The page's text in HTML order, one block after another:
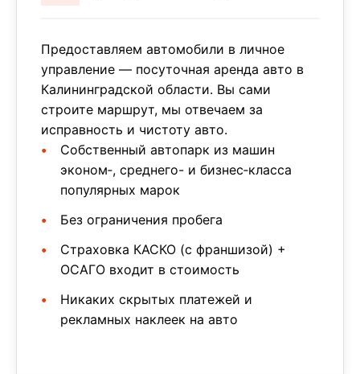
Предоставляем автомобили в личное
управление — посуточная аренда авто в
Калининградской области. Вы сами
строите маршрут, мы отвечаем за
исправность и чистоту авто.
Собственный автопарк из машин
эконом‑, среднего- и бизнес‑класса
популярных марок
Без ограничения пробега
Страховка КАСКО (с франшизой) +
ОСАГО входит в стоимость
Никаких скрытых платежей и
рекламных наклеек на авто